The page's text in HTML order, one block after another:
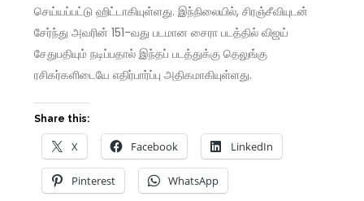
செய்யப்பட்டு ஹிட்டாகியுள்ளது. இந்நிலையில், சிரஞ்சீவியுடன்
சேர்ந்து அவரின் 151-வது படமான சைரா படத்தில் விஜய்
சேதுபதியும் நடிப்பதால் இந்தப் படத்துக்கு தெலுங்கு
ரசிகர்களிடையே எதிர்பார்ப்பு அதிகமாகியுள்ளது.
Share this:
X Facebook LinkedIn
Pinterest WhatsApp